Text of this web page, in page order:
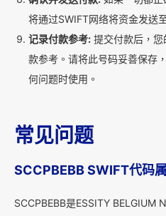
将通过SWIFT网络将资金发送
记录付款参考: 提交付款后，
款参考。请将此号码妥善保存
何问题时使用。
常见问题
SCCPBEBB SWIFT代码
SCCPBEBB是ESSITY BELGIUM